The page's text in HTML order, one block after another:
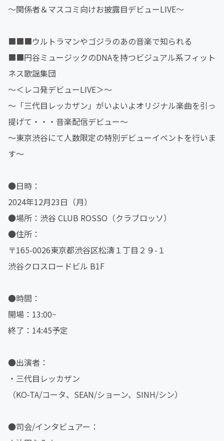
～関係者＆マスコミ向けお披露目デビューLIVE～
■■■ウルトラマンやゴジラのあの音楽で知られる
■■円谷ミュージックのDNAを持つビジュアル系フィット
ネス歌謡集団
～＜レコ発デビューLIVE＞～
～「三代目レッカザン」がいよいよオリジナル楽曲を引っ
提げて・・・音楽配信デビュー～
～東京渋谷にて人数限定の特別デビューイベントを行いま
す～
●日時：
2024年12月23日（月）
●場所：渋谷 CLUB ROSSO（クラブロッソ）
●住所：
〒165-0026東京都渋谷区松濤１丁目２９-１
渋谷クロスロードビル B1F
●時間：
開場：13:00~
終了：14:45予定
●出演者：
・三代目レッカザン
（KO-TA/コータ、SEAN/ショーン、SINH/シン）
●司会/インタビュアー：